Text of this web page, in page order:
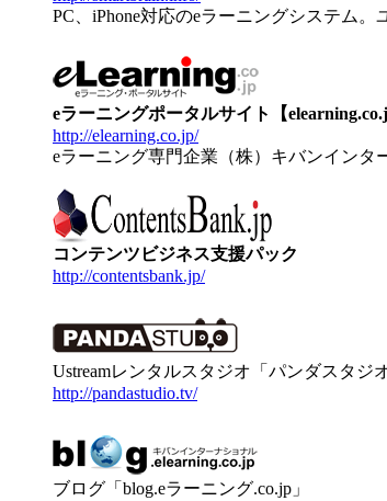
PC、iPhone対応のeラーニングシステム。
eラーニングポータルサイト【
http://elearning.co.jp/
eラーニング専門企業（株）キバンインタ
コンテンツビジネス支援パック
http://contentsbank.jp/
Ustreamレンタルスタジオ「パンダスタジオ
http://pandastudio.tv/
ブログ「blog.eラーニング.co.jp」